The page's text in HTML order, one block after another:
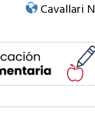
Cavallari